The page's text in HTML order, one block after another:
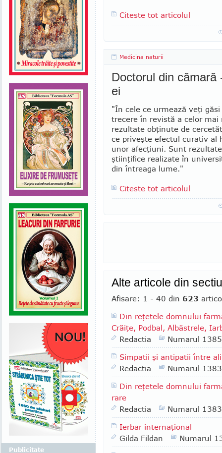
Citeste tot articolul
Medicina naturii
Doctorul din
ei
"În cele ce urmează veţi găsi
trecere în re­vistă a celor mai
rezultate obţinute de
ce priveşte efec­tul curativ al
unor afec­ţiuni. Sunt
ştiin­ţifice realizate în
din întreaga lume."
Citeste tot articolul
Alte articole din
Afisare: 1 - 40 din 623
Din reţetele domnului
Crăiţe, Podbal, Albăstrele,
Redactia
Numarul 1385
Simpatii şi antipatii între
Redactia
Numarul 1383
Din reţetele domnului
rare
Redactia
Numarul 1383
Ierbar internaţional
Gilda Fildan
Numarul
Publicitate